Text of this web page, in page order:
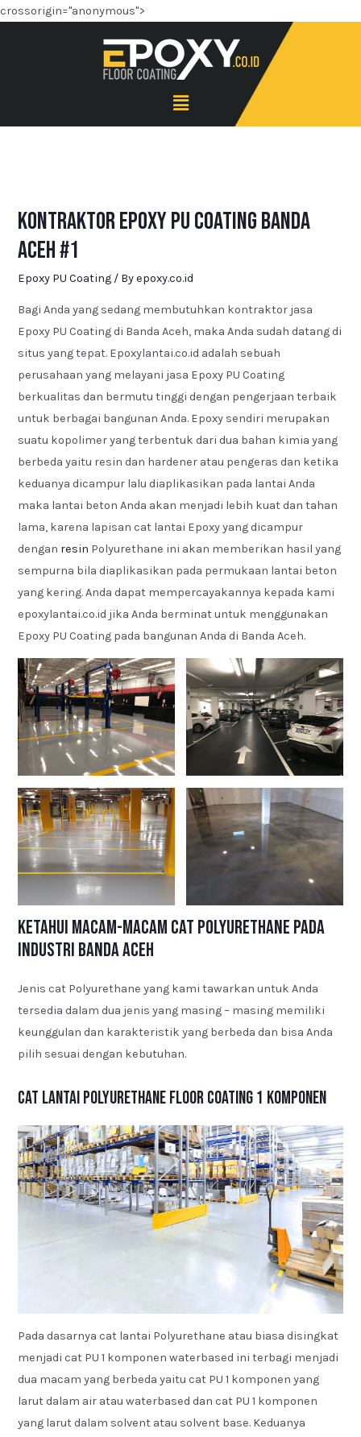
crossorigin="anonymous">
Kontraktor Epoxy PU Coating Banda
Aceh #1
Epoxy PU Coating / Byepoxy.co.id
Bagi Anda yang sedang membutuhkan kontraktor jasa
Epoxy PU Coating di Banda Aceh, maka Anda sudah datang di
situs yang tepat. Epoxylantai.co.id adalah sebuah
perusahaan yang melayani jasa Epoxy PU Coating
berkualitas dan bermutu tinggi dengan pengerjaan terbaik
untuk berbagai bangunan Anda. Epoxy sendiri merupakan
suatu kopolimer yang terbentuk dari dua bahan kimia yang
berbeda yaitu resin dan hardener atau pengeras dan ketika
keduanya dicampur lalu diaplikasikan pada lantai Anda
maka lantai beton Anda akan menjadi lebih kuat dan tahan
lama, karena lapisan cat lantai Epoxy yang dicampur
dengan resin Polyurethane ini akan memberikan hasil yang
sempurna bila diaplikasikan pada permukaan lantai beton
yang kering. Anda dapat mempercayakannya kepada kami
epoxylantai.co.id jika Anda berminat untuk menggunakan
Epoxy PU Coating pada bangunan Anda di Banda Aceh.
Ketahui Macam-macam Cat Polyurethane pada
Industri Banda Aceh
Jenis cat Polyurethane yang kami tawarkan untuk Anda
tersedia dalam dua jenis yang masing – masing memiliki
keunggulan dan karakteristik yang berbeda dan bisa Anda
pilih sesuai dengan kebutuhan.
Cat Lantai Polyurethane Floor Coating 1 Komponen
Pada dasarnya cat lantai Polyurethane atau biasa disingkat
menjadi cat PU 1 komponen waterbased ini terbagi menjadi
dua macam yang berbeda yaitu cat PU 1 komponen yang
larut dalam air atau waterbased dan cat PU 1 komponen
yang larut dalam solvent atau solvent base. Keduanya